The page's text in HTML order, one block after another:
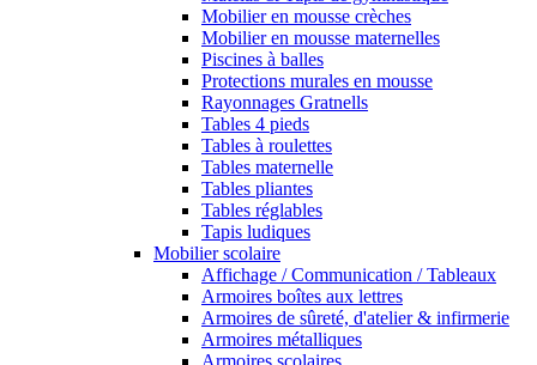
Mobilier en mousse crèches
Mobilier en mousse maternelles
Piscines à balles
Protections murales en mousse
Rayonnages Gratnells
Tables 4 pieds
Tables à roulettes
Tables maternelle
Tables pliantes
Tables réglables
Tapis ludiques
Mobilier scolaire
Affichage / Communication / Tableaux
Armoires boîtes aux lettres
Armoires de sûreté, d'atelier & infirmerie
Armoires métalliques
Armoires scolaires